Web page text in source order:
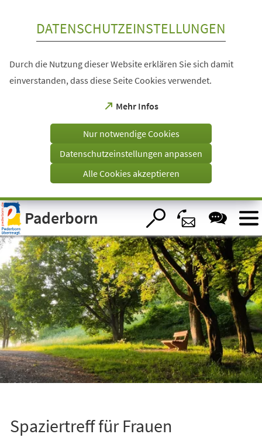
Visuelle
Assistenzsoftware
öffnen.
DATENSCHUTZEINSTELLUNGEN
Durch die Nutzung dieser Website erklären Sie sich damit
einverstanden, dass diese Seite Cookies verwendet.
Mehr Infos
(Öffnet
einem
Tab)
Nur notwendige Cookies
Datenschutzeinstellungen anpassen
Alle Cookies akzeptieren
Paderborn
Spaziertreff für Frauen